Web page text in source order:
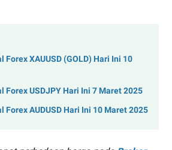
Forex XAUUSD (GOLD) Hari Ini 10
Forex USDJPY Hari Ini 7 Maret 2025
Forex AUDUSD Hari Ini 10 Maret 2025